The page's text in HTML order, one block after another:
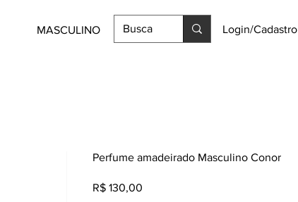
MASCULINO Login/Cadastro
Perfume amadeirado Masculino Conor
R$ 130,00